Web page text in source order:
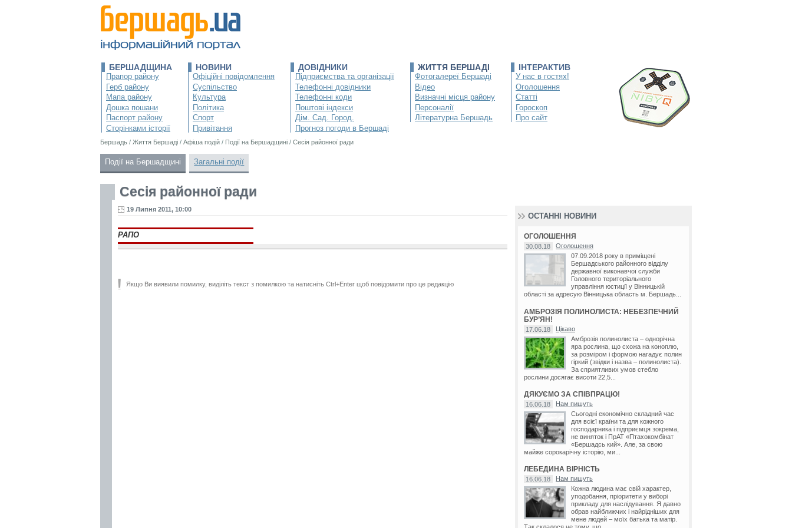
БЕРШАДЩИНА
Прапор району
Герб району
Мапа району
Дошка пошани
Паспорт району
Сторінками історії
НОВИНИ
Офіційні повідомлення
Суспільство
Культура
Політика
Спорт
Привітання
ДОВІДНИКИ
Підприємства та організації
Телефонні довідники
Телефонні коди
Поштові індекси
Дім. Сад. Город.
Прогноз погоди в Бершаді
ЖИТТЯ БЕРШАДІ
Фотогалереї Бершаді
Відео
Визначні місця району
Персоналії
Літературна Бершадь
ІНТЕРАКТИВ
У нас в гостях!
Оголошення
Статті
Гороскоп
Про сайт
Бершадь / Життя Бершаді / Афіша подій / Події на Бершадщині / Сесія районної ради
Події на Бершадщині Загальні події
Сесія районної ради
19 Липня 2011, 10:00
РАПО
Якщо Ви виявили помилку, виділіть текст з помилкою та натисніть Ctrl+Enter щоб повідомити про це редакцію
ОСТАННІ НОВИНИ
ОГОЛОШЕННЯ
30.08.18
Оголошення
07.09.2018 року в приміщені
Бершадського районного відділу
державної виконавчої служби
Головного територіального
управління юстиції у Вінницькій
області за адресую Вінницька область м. Бершадь...
АМБРОЗІЯ ПОЛИНОЛИСТА: НЕБЕЗПЕЧНИЙ
БУР’ЯН!
17.06.18
Цікаво
Амброзія полинолиста – однорічна
яра рослина, що схожа на коноплю,
за розміром і формою нагадує полин
гіркий (звідки і назва – полинолиста).
За сприятливих умов стебло
рослини досягає висоти 22,5...
ДЯКУЄМО ЗА СПІВПРАЦЮ!
16.06.18
Нам пишуть
Сьогодні економічно складний час
для всієї країни та для кожного
господарника і підприємця зокрема,
не виняток і ПрАТ «Птахокомбінат
«Бершадсь кий». Але, за свою
майже сорокарічну історію, ми...
ЛЕБЕДИНА ВІРНІСТЬ
16.06.18
Нам пишуть
Кожна людина має свій характер,
уподобання, пріоритети у виборі
прикладу для наслідування. Я давно
обрав найближчих і найрідніших для
мене людей – моїх батька та матір.